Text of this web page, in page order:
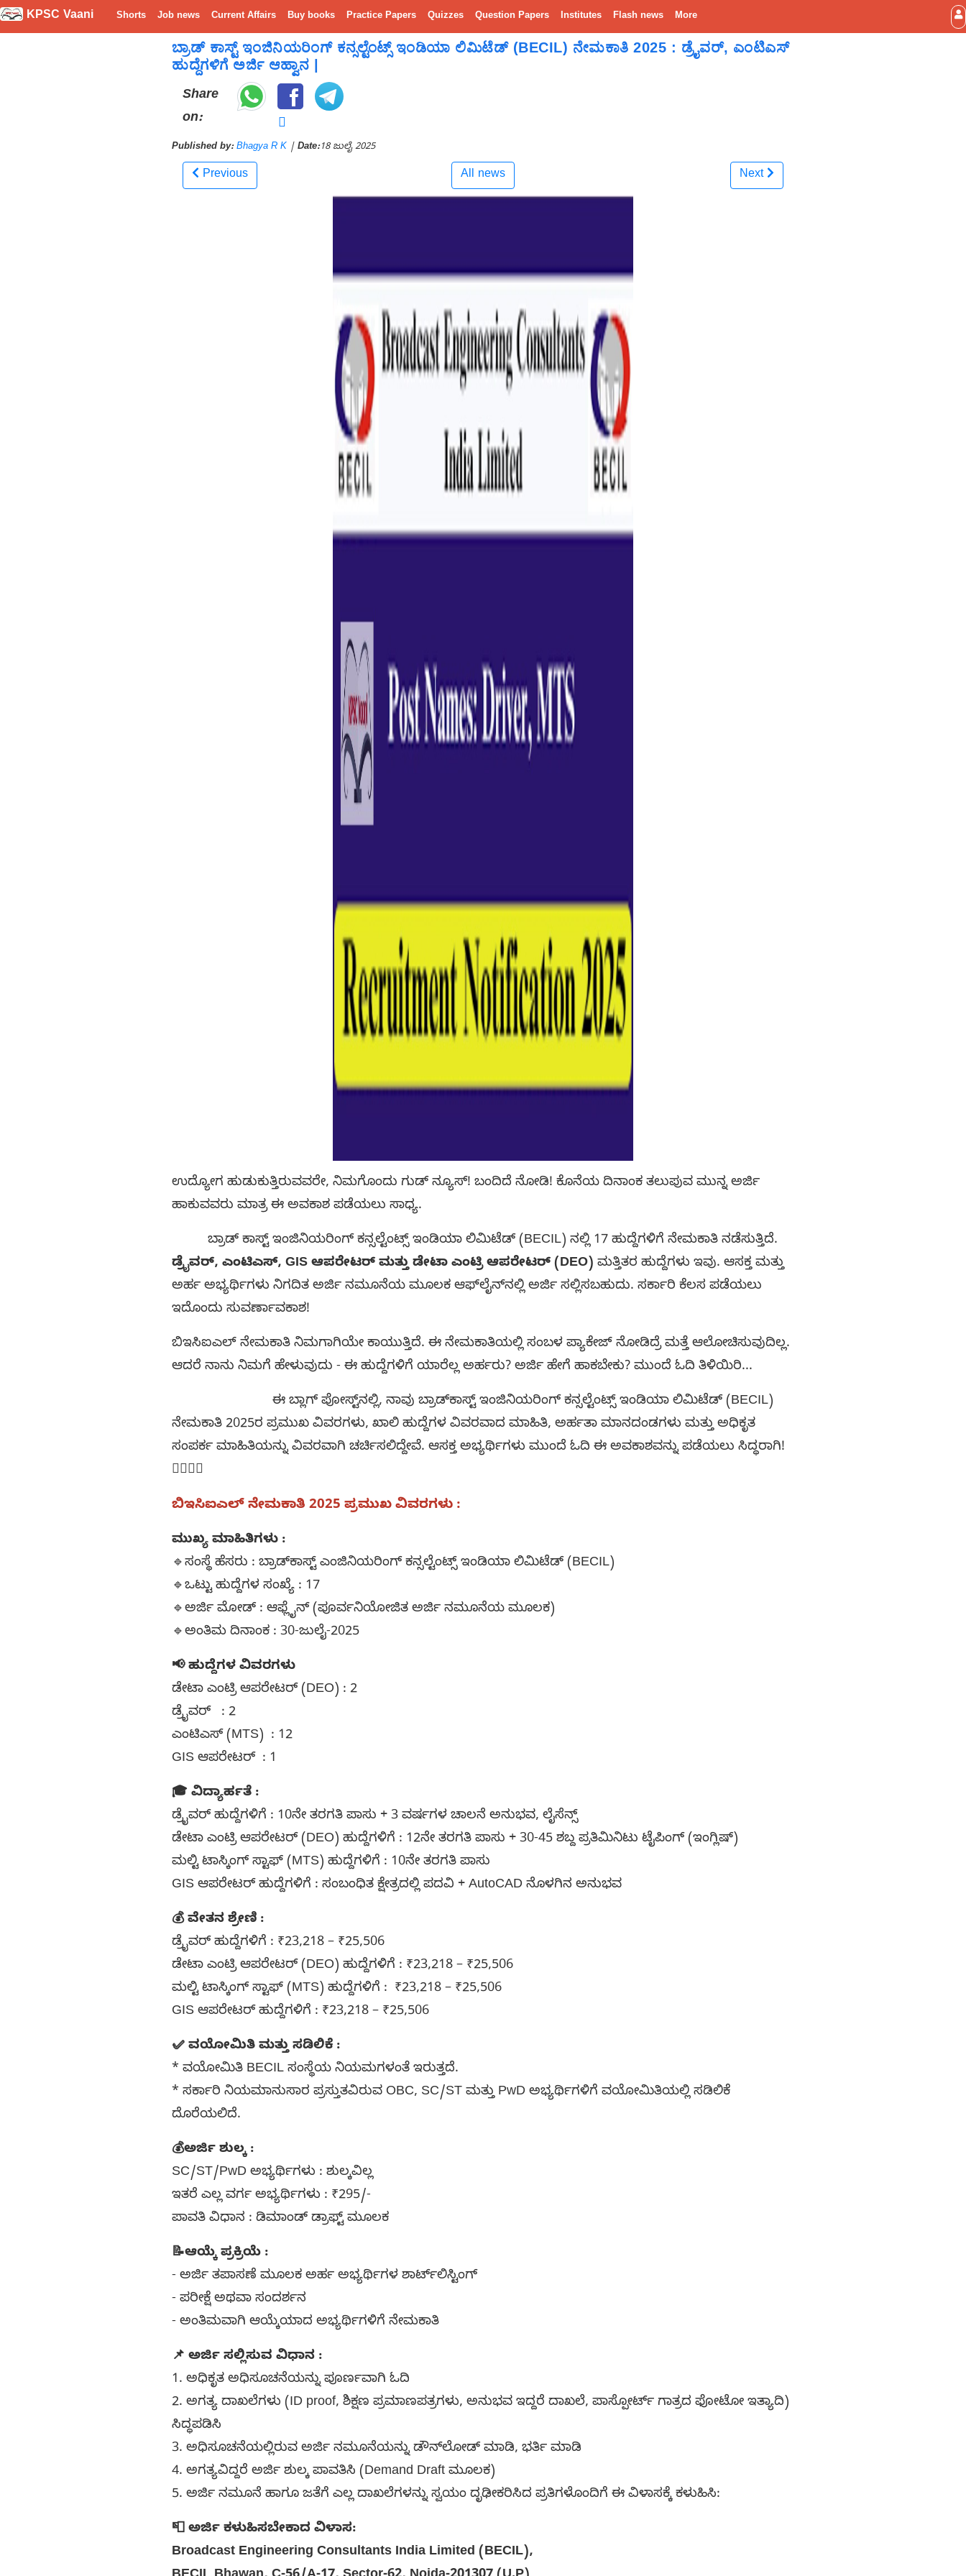
KPSC Vaani Shorts Job news Current Affairs Buy books Practice Papers Quizzes Question Papers Institutes Flash news More
ಬ್ರಾಡ್ ಕಾಸ್ಟ್ ಇಂಜಿನಿಯರಿಂಗ್ ಕನ್ಸಲ್ಟೆಂಟ್ಸ್ ಇಂಡಿಯಾ ಲಿಮಿಟೆಡ್ (BECIL) ನೇಮಕಾತಿ 2025 : ಡ್ರೈವರ್, ಎಂಟಿಎಸ್
ಹುದ್ದೆಗಳಿಗೆ ಅರ್ಜಿ ಆಹ್ವಾನ |
Share
on:
Published by: Bhagya R K | Date:18 ಜುಲೈ 2025
Previous All news Next
ಉದ್ಯೋಗ ಹುಡುಕುತ್ತಿರುವವರೇ, ನಿಮಗೊಂದು ಗುಡ್ ನ್ಯೂಸ್! ಬಂದಿದೆ ನೋಡಿ! ಕೊನೆಯ ದಿನಾಂಕ ತಲುಪುವ ಮುನ್ನ ಅರ್ಜಿ
ಹಾಕುವವರು ಮಾತ್ರ ಈ ಅವಕಾಶ ಪಡೆಯಲು ಸಾಧ್ಯ.
ಬ್ರಾಡ್ ಕಾಸ್ಟ್ ಇಂಜಿನಿಯರಿಂಗ್ ಕನ್ಸಲ್ಟೆಂಟ್ಸ್ ಇಂಡಿಯಾ ಲಿಮಿಟೆಡ್ (BECIL) ನಲ್ಲಿ 17 ಹುದ್ದೆಗಳಿಗೆ ನೇಮಕಾತಿ ನಡೆಸುತ್ತಿದೆ.
ಡ್ರೈವರ್, ಎಂಟಿಎಸ್, GIS ಆಪರೇಟರ್ ಮತ್ತು ಡೇಟಾ ಎಂಟ್ರಿ ಆಪರೇಟರ್ (DEO) ಮತ್ತಿತರ ಹುದ್ದೆಗಳು ಇವು. ಆಸಕ್ತ ಮತ್ತು
ಅರ್ಹ ಅಭ್ಯರ್ಥಿಗಳು ನಿಗದಿತ ಅರ್ಜಿ ನಮೂನೆಯ ಮೂಲಕ ಆಫ್‌ಲೈನ್‌ನಲ್ಲಿ ಅರ್ಜಿ ಸಲ್ಲಿಸಬಹುದು. ಸರ್ಕಾರಿ ಕೆಲಸ ಪಡೆಯಲು
ಇದೊಂದು ಸುವರ್ಣಾವಕಾಶ!
ಬಿಇಸಿಐಎಲ್ ನೇಮಕಾತಿ ನಿಮಗಾಗಿಯೇ ಕಾಯುತ್ತಿದೆ. ಈ ನೇಮಕಾತಿಯಲ್ಲಿ ಸಂಬಳ ಪ್ಯಾಕೇಜ್ ನೋಡಿದ್ರೆ ಮತ್ತೆ ಆಲೋಚಿಸುವುದಿಲ್ಲ.
ಆದರೆ ನಾನು ನಿಮಗೆ ಹೇಳುವುದು - ಈ ಹುದ್ದೆಗಳಿಗೆ ಯಾರೆಲ್ಲ ಅರ್ಹರು? ಅರ್ಜಿ ಹೇಗೆ ಹಾಕಬೇಕು? ಮುಂದೆ ಓದಿ ತಿಳಿಯಿರಿ...
ಈ ಬ್ಲಾಗ್ ಪೋಸ್ಟ್‌ನಲ್ಲಿ, ನಾವು ಬ್ರಾಡ್‌ಕಾಸ್ಟ್ ಇಂಜಿನಿಯರಿಂಗ್ ಕನ್ಸಲ್ಟೆಂಟ್ಸ್ ಇಂಡಿಯಾ ಲಿಮಿಟೆಡ್ (BECIL)
ನೇಮಕಾತಿ 2025ರ ಪ್ರಮುಖ ವಿವರಗಳು, ಖಾಲಿ ಹುದ್ದೆಗಳ ವಿವರವಾದ ಮಾಹಿತಿ, ಅರ್ಹತಾ ಮಾನದಂಡಗಳು ಮತ್ತು ಅಧಿಕೃತ
ಸಂಪರ್ಕ ಮಾಹಿತಿಯನ್ನು ವಿವರವಾಗಿ ಚರ್ಚಿಸಲಿದ್ದೇವೆ. ಆಸಕ್ತ ಅಭ್ಯರ್ಥಿಗಳು ಮುಂದೆ ಓದಿ ಈ ಅವಕಾಶವನ್ನು ಪಡೆಯಲು ಸಿದ್ಧರಾಗಿ!
👨‍⚕️👩‍⚕️
ಬಿಇಸಿಐಎಲ್ ನೇಮಕಾತಿ 2025 ಪ್ರಮುಖ ವಿವರಗಳು :
ಮುಖ್ಯ ಮಾಹಿತಿಗಳು :
🔹ಸಂಸ್ಥೆ ಹೆಸರು : ಬ್ರಾಡ್‌ಕಾಸ್ಟ್ ಎಂಜಿನಿಯರಿಂಗ್ ಕನ್ಸಲ್ಟೆಂಟ್ಸ್ ಇಂಡಿಯಾ ಲಿಮಿಟೆಡ್ (BECIL)
🔹ಒಟ್ಟು ಹುದ್ದೆಗಳ ಸಂಖ್ಯೆ : 17
🔹ಅರ್ಜಿ ಮೋಡ್ : ಆಫ್ಲೈನ್ (ಪೂರ್ವನಿಯೋಜಿತ ಅರ್ಜಿ ನಮೂನೆಯ ಮೂಲಕ)
🔹ಅಂತಿಮ ದಿನಾಂಕ : 30-ಜುಲೈ-2025
📢 ಹುದ್ದೆಗಳ ವಿವರಗಳು
ಡೇಟಾ ಎಂಟ್ರಿ ಆಪರೇಟರ್ (DEO) : 2
ಡ್ರೈವರ್ : 2
ಎಂಟಿಎಸ್ (MTS) : 12
GIS ಆಪರೇಟರ್ : 1
🎓 ವಿದ್ಯಾರ್ಹತೆ :
ಡ್ರೈವರ್ ಹುದ್ದೆಗಳಿಗೆ : 10ನೇ ತರಗತಿ ಪಾಸು + 3 ವರ್ಷಗಳ ಚಾಲನೆ ಅನುಭವ, ಲೈಸೆನ್ಸ್
ಡೇಟಾ ಎಂಟ್ರಿ ಆಪರೇಟರ್ (DEO) ಹುದ್ದೆಗಳಿಗೆ : 12ನೇ ತರಗತಿ ಪಾಸು + 30-45 ಶಬ್ದ ಪ್ರತಿಮಿನಿಟು ಟೈಪಿಂಗ್ (ಇಂಗ್ಲಿಷ್)
ಮಲ್ಟಿ ಟಾಸ್ಕಿಂಗ್ ಸ್ಟಾಫ್ (MTS) ಹುದ್ದೆಗಳಿಗೆ : 10ನೇ ತರಗತಿ ಪಾಸು
GIS ಆಪರೇಟರ್ ಹುದ್ದೆಗಳಿಗೆ : ಸಂಬಂಧಿತ ಕ್ಷೇತ್ರದಲ್ಲಿ ಪದವಿ + AutoCAD ನೊಳಗಿನ ಅನುಭವ
💰 ವೇತನ ಶ್ರೇಣಿ :
ಡ್ರೈವರ್ ಹುದ್ದೆಗಳಿಗೆ : ₹23,218 – ₹25,506
ಡೇಟಾ ಎಂಟ್ರಿ ಆಪರೇಟರ್ (DEO) ಹುದ್ದೆಗಳಿಗೆ : ₹23,218 – ₹25,506
ಮಲ್ಟಿ ಟಾಸ್ಕಿಂಗ್ ಸ್ಟಾಫ್ (MTS) ಹುದ್ದೆಗಳಿಗೆ : ₹23,218 – ₹25,506
GIS ಆಪರೇಟರ್ ಹುದ್ದೆಗಳಿಗೆ : ₹23,218 – ₹25,506
✅ ವಯೋಮಿತಿ ಮತ್ತು ಸಡಿಲಿಕೆ :
* ವಯೋಮಿತಿ BECIL ಸಂಸ್ಥೆಯ ನಿಯಮಗಳಂತೆ ಇರುತ್ತದೆ.
* ಸರ್ಕಾರಿ ನಿಯಮಾನುಸಾರ ಪ್ರಸ್ತುತವಿರುವ OBC, SC/ST ಮತ್ತು PwD ಅಭ್ಯರ್ಥಿಗಳಿಗೆ ವಯೋಮಿತಿಯಲ್ಲಿ ಸಡಿಲಿಕೆ
ದೊರೆಯಲಿದೆ.
💰ಅರ್ಜಿ ಶುಲ್ಕ :
SC/ST/PwD ಅಭ್ಯರ್ಥಿಗಳು : ಶುಲ್ಕವಿಲ್ಲ
ಇತರೆ ಎಲ್ಲ ವರ್ಗ ಅಭ್ಯರ್ಥಿಗಳು : ₹295/-
ಪಾವತಿ ವಿಧಾನ : ಡಿಮಾಂಡ್ ಡ್ರಾಫ್ಟ್ ಮೂಲಕ
📝ಆಯ್ಕೆ ಪ್ರಕ್ರಿಯೆ :
- ಅರ್ಜಿ ತಪಾಸಣೆ ಮೂಲಕ ಅರ್ಹ ಅಭ್ಯರ್ಥಿಗಳ ಶಾರ್ಟ್‌ಲಿಸ್ಟಿಂಗ್
- ಪರೀಕ್ಷೆ ಅಥವಾ ಸಂದರ್ಶನ
- ಅಂತಿಮವಾಗಿ ಆಯ್ಕೆಯಾದ ಅಭ್ಯರ್ಥಿಗಳಿಗೆ ನೇಮಕಾತಿ
📌 ಅರ್ಜಿ ಸಲ್ಲಿಸುವ ವಿಧಾನ :
1. ಅಧಿಕೃತ ಅಧಿಸೂಚನೆಯನ್ನು ಪೂರ್ಣವಾಗಿ ಓದಿ
2. ಅಗತ್ಯ ದಾಖಲೆಗಳು (ID proof, ಶಿಕ್ಷಣ ಪ್ರಮಾಣಪತ್ರಗಳು, ಅನುಭವ ಇದ್ದರೆ ದಾಖಲೆ, ಪಾಸ್ಪೋರ್ಟ್ ಗಾತ್ರದ ಫೋಟೋ ಇತ್ಯಾದಿ)
ಸಿದ್ಧಪಡಿಸಿ
3. ಅಧಿಸೂಚನೆಯಲ್ಲಿರುವ ಅರ್ಜಿ ನಮೂನೆಯನ್ನು ಡೌನ್‌ಲೋಡ್ ಮಾಡಿ, ಭರ್ತಿ ಮಾಡಿ
4. ಅಗತ್ಯವಿದ್ದರೆ ಅರ್ಜಿ ಶುಲ್ಕ ಪಾವತಿಸಿ (Demand Draft ಮೂಲಕ)
5. ಅರ್ಜಿ ನಮೂನೆ ಹಾಗೂ ಜತೆಗೆ ಎಲ್ಲ ದಾಖಲೆಗಳನ್ನು ಸ್ವಯಂ ದೃಢೀಕರಿಸಿದ ಪ್ರತಿಗಳೊಂದಿಗೆ ಈ ವಿಳಾಸಕ್ಕೆ ಕಳುಹಿಸಿ:
📮 ಅರ್ಜಿ ಕಳುಹಿಸಬೇಕಾದ ವಿಳಾಸ:
Broadcast Engineering Consultants India Limited (BECIL),